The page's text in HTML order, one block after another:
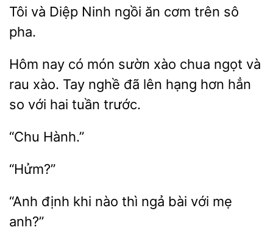
Tôi và Ninh ăn
trên sô
pha.
Hôm
có món sườn xào chua ngọt và
rau xào. Tay
đã lên hạng
hẳn
so với hai tuần trước.
“Hửm?”
khi nào
ngả bài với mẹ
anh?”